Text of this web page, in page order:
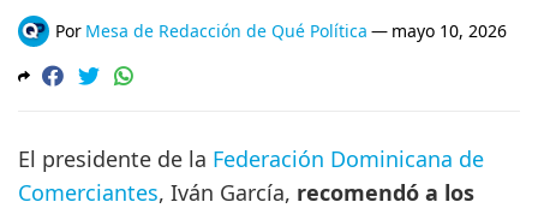
Por Mesa de Redacción de Qué Política — mayo 10, 2026
El presidente de la Federación Dominicana de
Comerciantes, Iván García, recomendó a los